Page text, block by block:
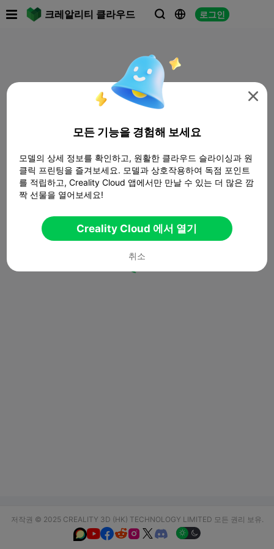
크레알리티 클라우드   로그인
저작권 © 2025 CREALITY 3D (HK) TECHNOLOGY LIMITED 모든 권리 보유.
  

모든 기능을 경험해 보세요
모델의 상세 정보를 확인하고, 원활한 클라우드 슬라이싱과 원
클릭 프린팅을 즐겨보세요. 모델과 상호작용하여 독점 포인트
를 적립하고, Creality Cloud 앱에서만 만날 수 있는 더 많은 깜
짝 선물을 열어보세요!
Creality Cloud 에서 열기
취소